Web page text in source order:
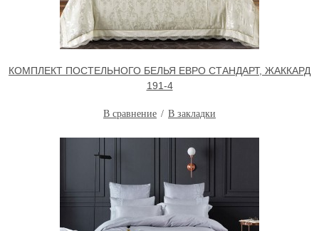
КОМПЛЕКТ ПОСТЕЛЬНОГО БЕЛЬЯ ЕВРО СТАНДАРТ, ЖАККАРД
191-4
В сравнение В закладки